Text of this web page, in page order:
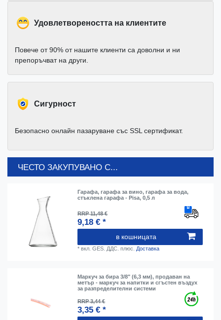
Удовлетвореността на клиентите
Повече от 90% от нашите клиенти са доволни и ни
препоръчват на други.
Cигурност
Безопасно онлайн пазаруване със SSL сертификат.
ЧЕСТО ЗАКУПУВАНО С...
Гарафа, гарафа за вино, гарафа за вода,
стъклена гарафа - Pisa, 0,5 л
RRP 11,48 €
9,18 € *
в кошницата
*вкл. GES. ДДС. плюс. Доставка
Маркуч за бира 3/8" (6,3 мм), продаван на
метър - маркуч за напитки и сгъстен въздух
за разпределителни системи
RRP 3,44 €
3,35 € *